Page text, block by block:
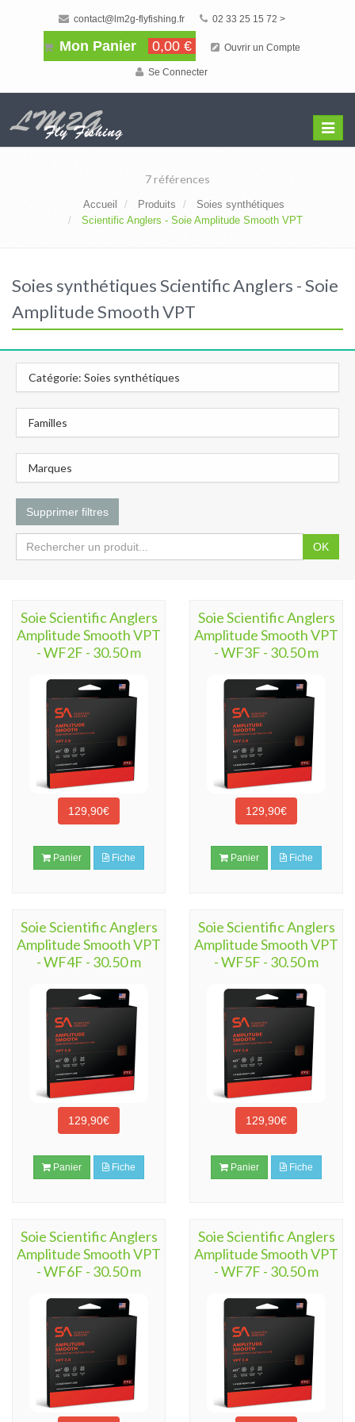
contact@lm2g-flyfishing.fr 02 33 25 15 72 >
Mon Panier 0,00 € Ouvrir un Compte
Se Connecter
Menu
7 références
Accueil Produits
Soies synthétiques
Scientific Anglers - Soie Amplitude Smooth VPT
Soies synthétiques Scientific Anglers - Soie
Amplitude Smooth VPT
Catégorie: Soies synthétiques
Familles
Marques
Supprimer filtres
OK
Soie Scientific Anglers
Amplitude Smooth VPT
- WF2F - 30.50 m
129,90€
Panier Fiche
Soie Scientific Anglers
Amplitude Smooth VPT
- WF3F - 30.50 m
129,90€
Panier Fiche
Soie Scientific Anglers
Amplitude Smooth VPT
- WF4F - 30.50 m
129,90€
Panier Fiche
Soie Scientific Anglers
Amplitude Smooth VPT
- WF5F - 30.50 m
129,90€
Panier Fiche
Soie Scientific Anglers
Amplitude Smooth VPT
- WF6F - 30.50 m
Soie Scientific Anglers
Amplitude Smooth VPT
- WF7F - 30.50 m